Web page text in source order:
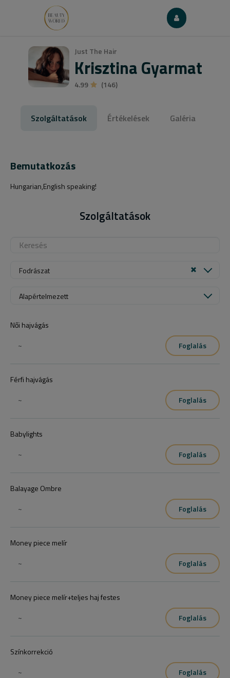
Just The Hair
Krisztina Gyarmat
4.99 (146)
Szolgáltatások Értékelések Galéria
Bemutatkozás
Hungarian,English speaking!
Szolgáltatások
Fodrászat
Alapértelmezett
Női hajvágás
~
Foglalás
Férfi hajvágás
~
Foglalás
Babylights
~
Foglalás
Balayage Ombre
~
Foglalás
Money piece melír
~
Foglalás
Money piece melír+teljes haj festes
~
Foglalás
Színkorrekció
~
Foglalás